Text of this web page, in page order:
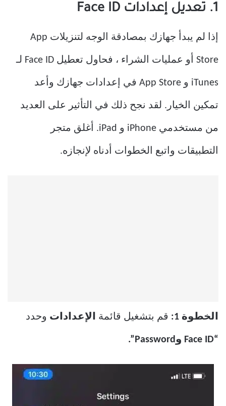
1. تعديل إعدادات Face ID
إذا لم يبدأ جهازك بمصادقة الوجه لتنزيلات App
Store أو عمليات الشراء ، فحاول تعطيل Face ID لـ
iTunes و App Store في إعدادات جهازك وأعد
تمكين الخيار. لقد نجح ذلك في التأثير على العديد
من مستخدمي iPhone و iPad. أغلق متجر
التطبيقات واتبع الخطوات أدناه لإنجازه.
الخطوة 1: قم بتشغيل قائمة الإعدادات وحدد
“Face ID وPassword”.